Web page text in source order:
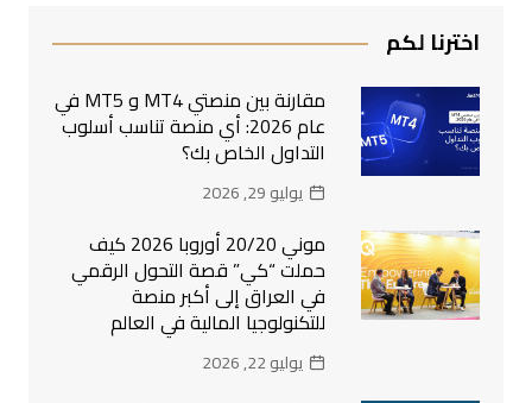
اخترنا لكم
مقارنة بين منصتي MT4 و MT5 في
عام 2026: أي منصة تناسب أسلوب
التداول الخاص بك؟
يوليو 29, 2026
موني 20/20 أوروبا 2026 كيف
حملت “كي” قصة التحول الرقمي
في العراق إلى أكبر منصة
للتكنولوجيا المالية في العالم
يوليو 22, 2026